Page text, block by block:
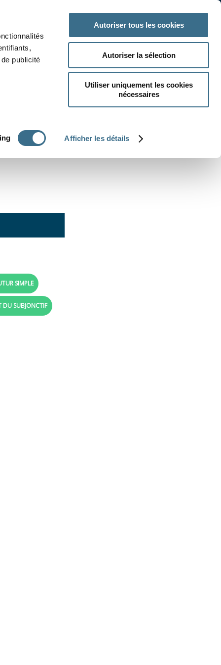
publicité
Afficher les détails
Autoriser tous les cookies
Autoriser la sélection
Utiliser uniquement les cookies
nécessaires
SIMPLE
DU SUBJONCTIF